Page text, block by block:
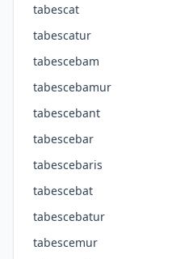
tabescat
tabescatur
tabescebam
tabescebamur
tabescebant
tabescebar
tabescebaris
tabescebat
tabescebatur
tabescemur